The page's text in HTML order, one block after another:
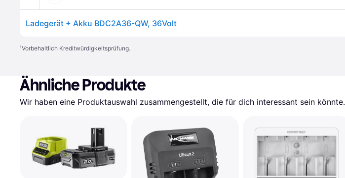
Ladegerät + Akku BDC2A36-QW, 36Volt
¹Vorbehaltlich Kreditwürdigkeitsprüfung.
Ähnliche Produkte
Wir haben eine Produktauswahl zusammengestellt, die für dich interessant sein könnte.